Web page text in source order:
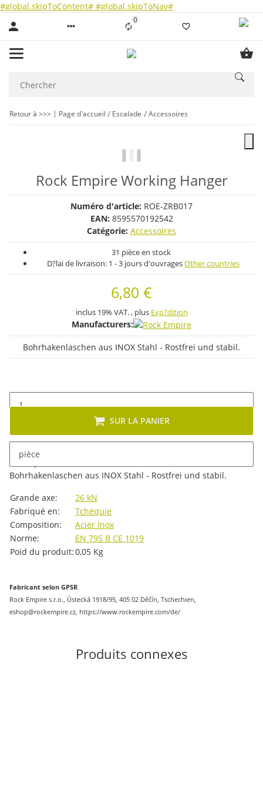
#global.skipToContent# #global.skipToNav#
0Liste ist leer
Retour à >>> Page d'accueil Escalade Accessoires
Rock Empire Working Hanger
Numéro d'article: ROE-ZRB017
EAN: 8595570192542
Catégorie: Accessoires
31 pièce en stock
D?lai de livraison: 1 - 3 jours d'ouvragesOther countries
6,80 €
inclus 19% VAT. , plus Exp?dition
Manufacturers:
Bohrhakenlaschen aus INOX Stahl - Rostfrei und stabil.
pièce
SUR LA PANIER
Description
Bohrhakenlaschen aus INOX Stahl - Rostfrei und stabil.
#productDetails.itemInformation#
#productDetails.itemValue#
Grande axe:
26 kN
Fabriqué en:
Tchéquie
Composition:
Acier Inox
Norme:
EN 795 B CE 1019
Poid du produit:0,05 Kg
Fabricant selon GPSR
Rock Empire s.r.o., Ústecká 1918/95, 405 02 Děčín, Tschechien,
eshop@rockempire.cz, https://www.rockempire.com/de/
Produits connexes